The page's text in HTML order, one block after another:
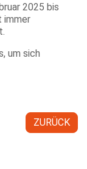
2025 bis
immer
um sich
ZURÜCK